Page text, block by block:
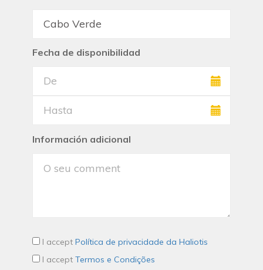
Fecha de disponibilidad
Información adicional
I accept Política de privacidade da Haliotis
I accept Termos e Condições